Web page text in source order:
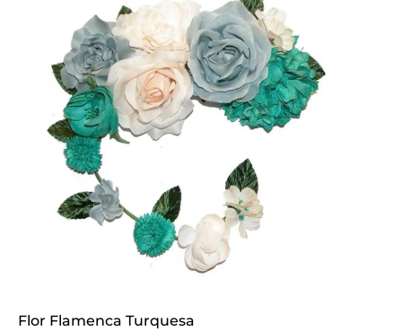
Flor Flamenca Turquesa